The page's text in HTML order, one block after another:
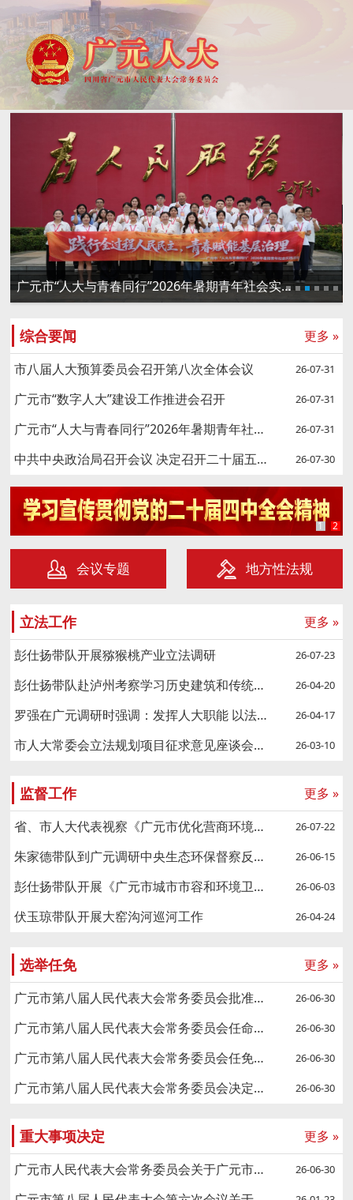
广元市“人大与青春同行”2026年暑期青年社会实践活动举行 伏玉琼调研指导县乡人
综合要闻
更多 »
市八届人大预算委员会召开第八次全体会议
26-07-31
广元市“数字人大”建设工作推进会召开 26-07-31
广元市“人大与青春同行”2026年暑期青年社会实践活动举行 26-07-31
中共中央政治局召开会议 决定召开二十届五中全会 26-07-30
1 2
会议专题 地方性法规
立法工作
更多 »
彭仕扬带队开展猕猴桃产业立法调研
26-07-23
彭仕扬带队赴泸州考察学习历史建筑和传统村落保护传承及立法工作 26-04-20
罗强在广元调研时强调：发挥人大职能 以法治力量护航千年蜀道 26-04-17
市人大常委会立法规划项目征求意见座谈会召开 26-03-10
监督工作
更多 »
省、市人大代表视察《广元市优化营商环境条例》贯彻实施情况
26-07-22
朱家德带队到广元调研中央生态环保督察反馈问题整改工作 26-06-15
彭仕扬带队开展《广元市城市市容和环境卫生管理条例》专项执法检查 26-06-03
伏玉琼带队开展大窑沟河巡河工作 26-04-24
选举任免
更多 »
广元市第八届人民代表大会常务委员会批准任命名单
26-06-30
广元市第八届人民代表大会常务委员会任命名单 26-06-30
广元市第八届人民代表大会常务委员会任免名单 26-06-30
广元市第八届人民代表大会常务委员会决定任免名单 26-06-30
重大事项决定
更多 »
广元市人民代表大会常务委员会关于广元市第九届人民代表大会代表名额分配和选举时间的决定
26-06-30